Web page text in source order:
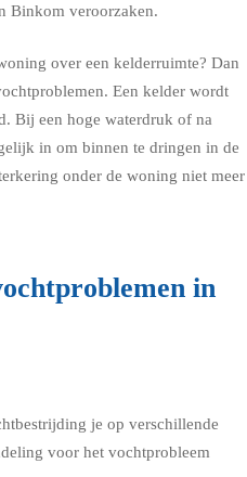
Binkom veroorzaken.
over een kelderruimte? Dan
Een kelder wordt
Bij een hoge waterdruk of na
in om binnen te dringen in de
onder de woning niet meer
in
je op verschillende
voor het vochtprobleem